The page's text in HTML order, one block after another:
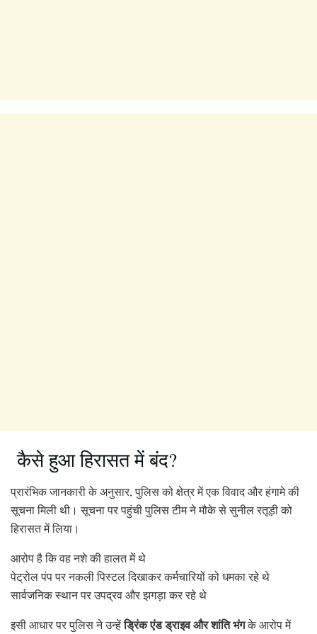
कैसे हुआ हिरासत में बंद?
प्रारंभिक जानकारी के अनुसार, पुलिस को क्षेत्र में एक विवाद और हंगामे की
सूचना मिली थी। सूचना पर पहुंची पुलिस टीम ने मौके से सुनील रतूड़ी को
हिरासत में लिया।
आरोप है कि वह नशे की हालत में थे
पेट्रोल पंप पर नकली पिस्टल दिखाकर कर्मचारियों को धमका रहे थे
सार्वजनिक स्थान पर उपद्रव और झगड़ा कर रहे थे
इसी आधार पर पुलिस ने उन्हेंड्रिंक एंड ड्राइव और शांति भंगके आरोप में